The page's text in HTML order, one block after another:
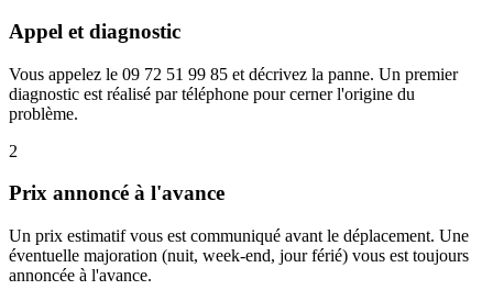
Appel et diagnostic
Vous appelez le 09 72 51 99 85 et décrivez la panne. Un premier
diagnostic est réalisé par téléphone pour cerner l'origine du
problème.
2
Prix annoncé à l'avance
Un prix estimatif vous est communiqué avant le déplacement. Une
éventuelle majoration (nuit, week-end, jour férié) vous est toujours
annoncée à l'avance.